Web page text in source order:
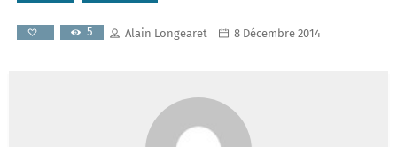
5 Alain Longearet 8 Décembre 2014